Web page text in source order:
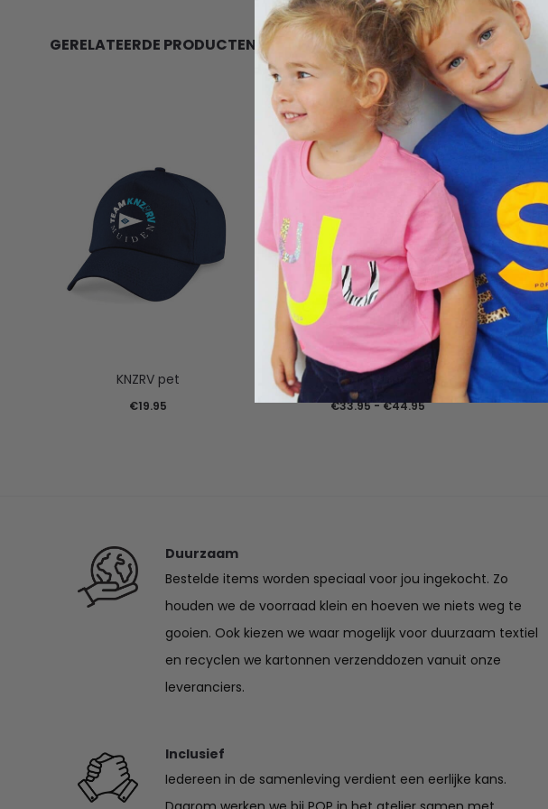
GERELATEERDE PRODUCTEN
KNZRV pet
€19.95
KNZRV joggingbroek
€33.95-€44.95Prijsklasse:
Duurzaam
Bestelde items worden speciaal voor jou ingekocht. Zo
houden we de voorraad klein en hoeven we niets weg te
gooien. Ook kiezen we waar mogelijk voor duurzaam textiel
en recyclen we kartonnen verzenddozen vanuit onze
leveranciers.
Inclusief
Iedereen in de samenleving verdient een eerlijke kans.